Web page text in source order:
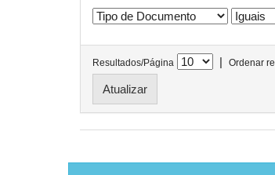
Resultados/Página | Ordenar